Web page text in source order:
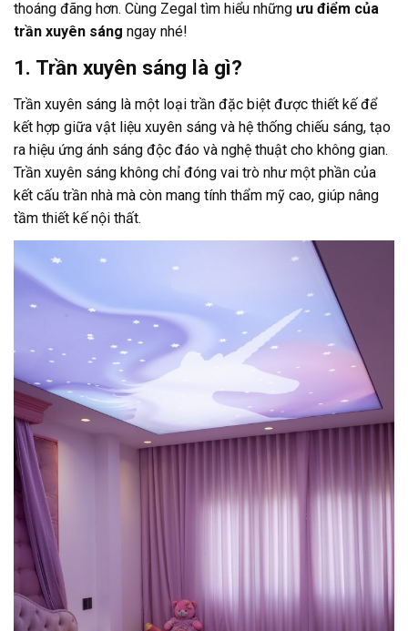
thoáng đãng hơn. Cùng Zegal tìm hiểu những ưu điểm của
trần xuyên sáng ngay nhé!
1. Trần xuyên sáng là gì?
Trần xuyên sáng là một loại trần đặc biệt được thiết kế để
kết hợp giữa vật liệu xuyên sáng và hệ thống chiếu sáng, tạo
ra hiệu ứng ánh sáng độc đáo và nghệ thuật cho không gian.
Trần xuyên sáng không chỉ đóng vai trò như một phần của
kết cấu trần nhà mà còn mang tính thẩm mỹ cao, giúp nâng
tầm thiết kế nội thất.